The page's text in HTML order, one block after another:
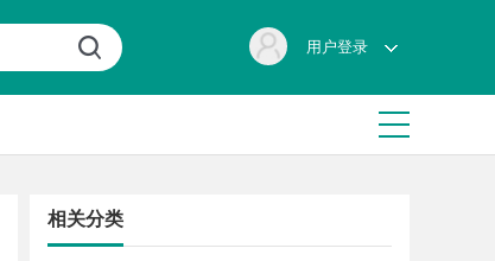
用户登录
相关分类